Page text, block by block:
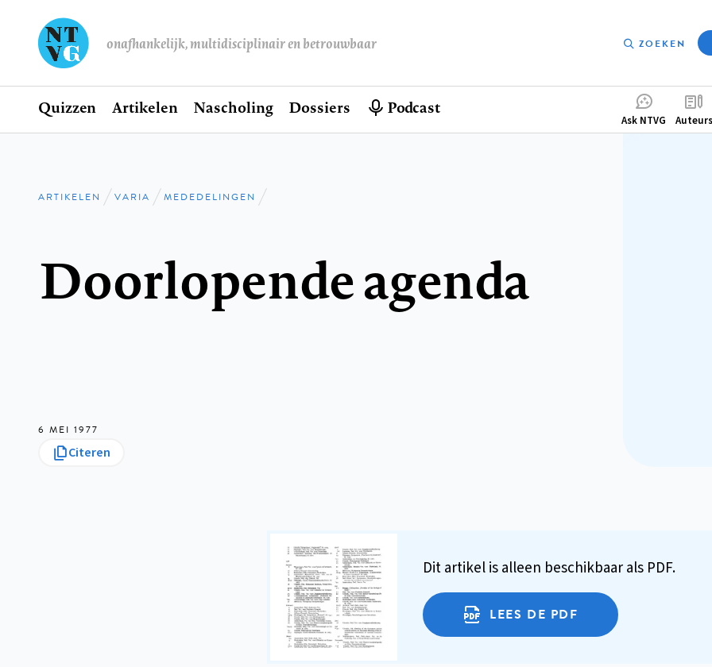
onafhankelijk, multidisciplinair en betrouwbaar ZOEKEN
Hoofdnavigatie
Home
Quizzen Artikelen Nascholing Dossiers Podcast
Ask NTVG Auteurs
Kruimelpad
ARTIKELEN VARIA MEDEDELINGEN
Doorlopende agenda
6 MEI 1977
Citeren
Dit artikel is alleen beschikbaar als PDF.
LEES DE PDF